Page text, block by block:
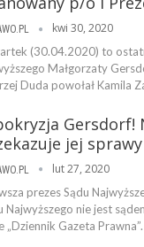
kwi 30, 2020
(30.04.2020) to
Małgorzaty
Duda powołał Kamila
Gersdorf!
jej sprawy
lut 27, 2020
prezes Sądu
Najwyższego nie jest
„Dziennik Gazeta